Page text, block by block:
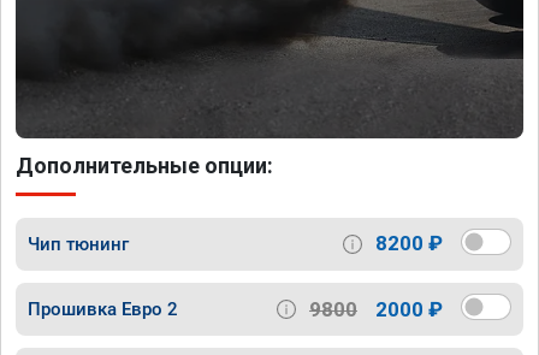
Дополнительные опции:
Чип тюнинг 8200 ₽
Прошивка Евро 2 9800 2000 ₽